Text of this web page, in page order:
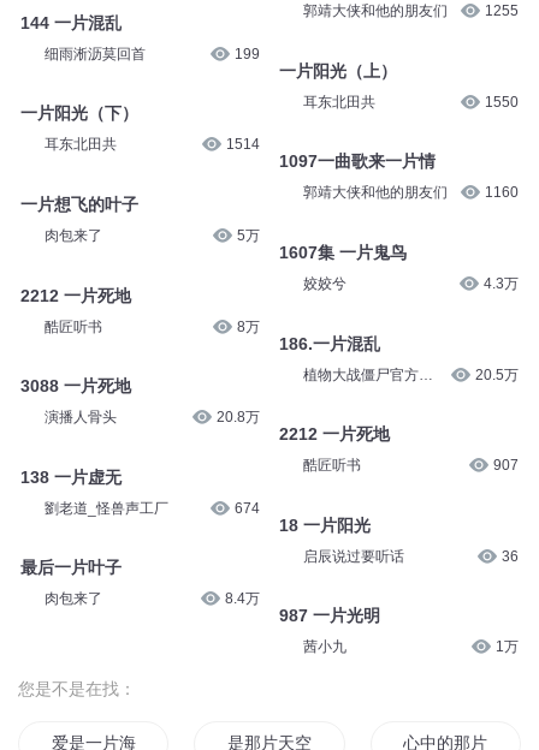
144 一片混乱
细雨淅沥莫回首 199
一片阳光（下）
耳东北田共 1514
一片想飞的叶子
肉包来了 5万
2212 一片死地
酷匠听书 8万
3088 一片死地
演播人骨头 20.8万
138 一片虚无
劉老道_怪兽声工厂 674
最后一片叶子
肉包来了 8.4万
郭靖大侠和他的朋友们 1255
一片阳光（上）
耳东北田共 1550
1097一曲歌来一片情
郭靖大侠和他的朋友们 1160
1607集 一片鬼鸟
姣姣兮 4.3万
186.一片混乱
植物大战僵尸官方频
20.5万
2212 一片死地
酷匠听书 907
18 一片阳光
启辰说过要听话 36
987 一片光明
茜小九 1万
您是不是在找：
爱是一片海水 是那片天空的青春 心中的那片海